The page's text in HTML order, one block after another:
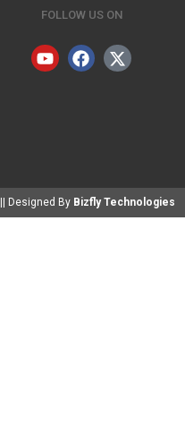
FOLLOW US ON
|| Designed By Bizfly Technologies